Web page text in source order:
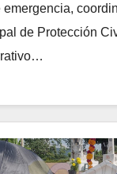
de Protección